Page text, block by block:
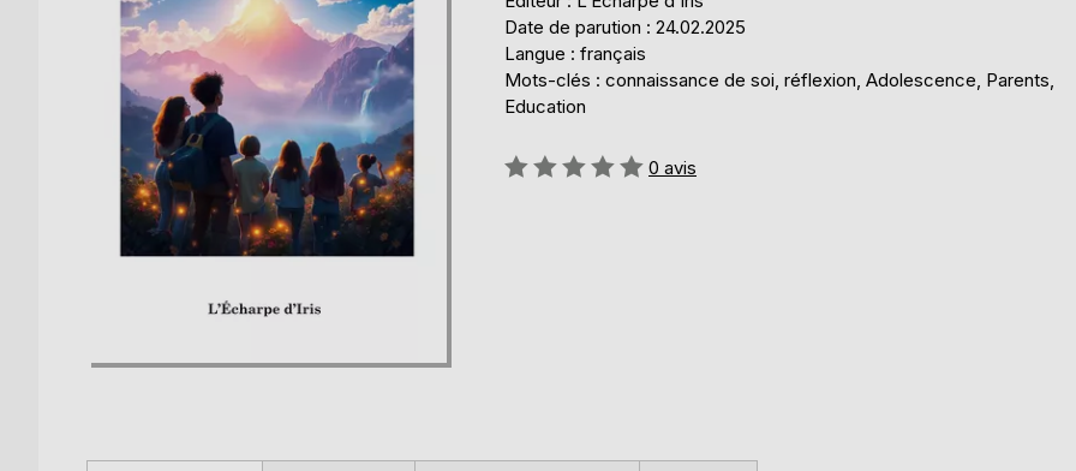
Date de parution : 24.02.2025
Langue : français
Mots-clés : connaissance de soi, réflexion, Adolescence, Parents,
Education
Évaluation:
0 avis